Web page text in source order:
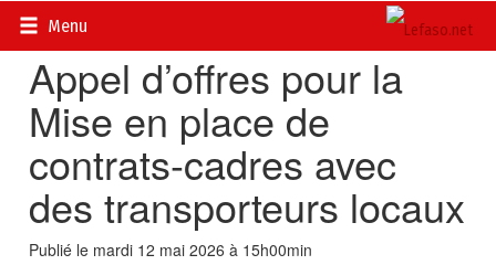
Menu
Accueil>
Appel d’offres pour la
Mise en place de
contrats-cadres avec
des transporteurs locaux
Publié le mardi 12 mai 2026 à 15h00min